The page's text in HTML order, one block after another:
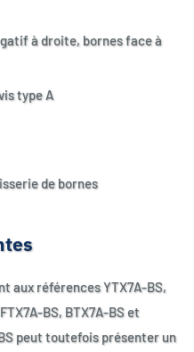
à droite, bornes face à
type A
de bornes
aux références YTX7A-BS,
BS, BTX7A-BS et
peut toutefois présenter un